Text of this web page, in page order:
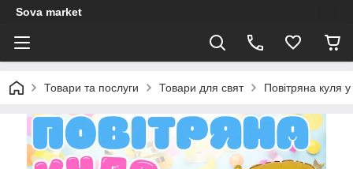
Sova market
Товари та послуги Товари для свят Повітряна куля